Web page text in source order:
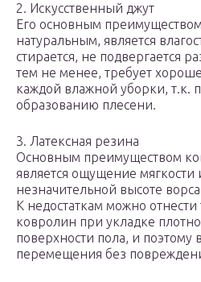
2. Искусственный джут
Его основным
натуральным, является
стирается, не подвергается
тем не менее, требует
каждой влажной уборки, т.к.
образованию плесени.
3. Латексная резина
Основным преимуществом
является ощущение
незначительной высоте
К недостаткам можно отнести
ковролин при укладке
поверхности пола, и поэтому
перемещения без